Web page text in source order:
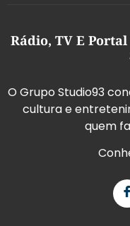
Rádio, TV E
O Grupo Studio93
cultura e
quem